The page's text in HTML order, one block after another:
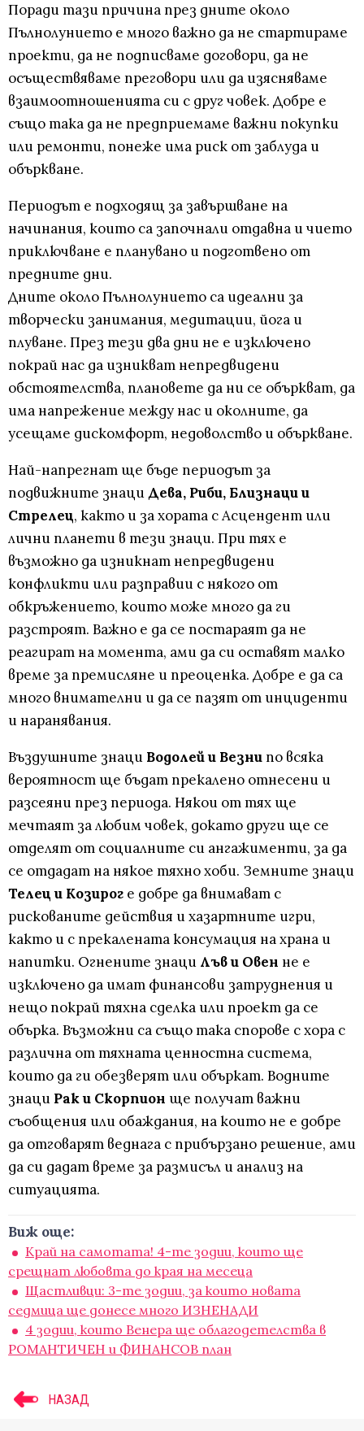
Поради тази причина през дните около
Пълнолунието е много важно да не стартираме
проекти, да не подписваме договори, да не
осъществяваме преговори или да изясняваме
взаимоотношенията си с друг човек. Добре е
също така да не предприемаме важни покупки
или ремонти, понеже има риск от заблуда и
объркване.
Периодът е подходящ за завършване на
начинания, които са започнали отдавна и чието
приключване е планувано и подготвено от
предните дни.
Дните около Пълнолунието са идеални за
творчески занимания, медитации, йога и
плуване. През тези два дни не е изключено
покрай нас да изникват непредвидени
обстоятелства, плановете да ни се объркват, да
има напрежение между нас и околните, да
усещаме дискомфорт, недоволство и объркване.
Най-напрегнат ще бъде периодът за
подвижните знациДева, Риби, Близнаци и
Стрелец, както и за хората с Асцендент или
лични планети в тези знаци. При тях е
възможно да изникнат непредвидени
конфликти или разправии с някого от
обкръжението, които може много да ги
разстроят. Важно е да се постараят да не
реагират на момента, ами да си оставят малко
време за премисляне и преоценка. Добре е да са
много внимателни и да се пазят от инциденти
и наранявания.
Въздушните знаци Водолей и Везнипо всяка
вероятност ще бъдат прекалено отнесени и
разсеяни през периода. Някои от тях ще
мечтаят за любим човек, докато други ще се
отделят от социалните си ангажименти, за да
се отдадат на някое тяхно хоби. Земните знаци
Телец и Козирог е добре да внимават с
рискованите действия и хазартните игри,
както и с прекалената консумация на храна и
напитки. Огнените знаци Лъв и Овен не е
изключено да имат финансови затруднения и
нещо покрай тяхна сделка или проект да се
обърка. Възможни са също така спорове с хора с
различна от тяхната ценностна система,
които да ги обезверят или объркат. Водните
знаци Рак и Скорпион ще получат важни
съобщения или обаждания, на които не е добре
да отговарят веднага с прибързано решение, ами
да си дадат време за размисъл и анализ на
ситуацията.
Виж още:
Край на самотата! 4-те зодии, които ще
срещнат любовта до края на месеца
Щастливци: 3-те зодии, за които новата
седмица ще донесе много ИЗНЕНАДИ
4 зодии, които Венера ще облагодетелства в
РОМАНТИЧЕН и ФИНАНСОВ план
НАЗАД